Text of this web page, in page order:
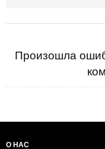
Произошла
О НАС